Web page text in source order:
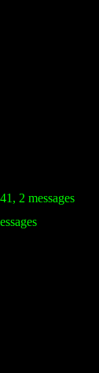
2 messages